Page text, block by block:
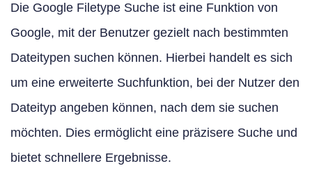
Die Google Filetype Suche ist eine Funktion von
Google, mit der Benutzer gezielt nach bestimmten
Dateitypen suchen können. Hierbei handelt es sich
um eine erweiterte Suchfunktion, bei der Nutzer den
Dateityp angeben können, nach dem sie suchen
möchten. Dies ermöglicht eine präzisere Suche und
bietet schnellere Ergebnisse.